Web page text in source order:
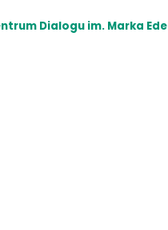
Dialogu im. Marka